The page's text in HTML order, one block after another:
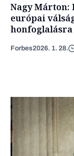
Nagy Márton:
európai
honfoglalásra
Forbes2026. 1. 28.